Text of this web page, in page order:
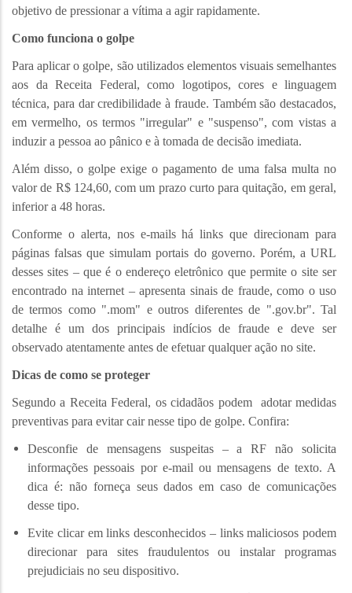
objetivo de pressionar a vítima a agir rapidamente.
Como funciona o golpe
Para aplicar o golpe, são utilizados elementos visuais semelhantes
aos da Receita Federal, como logotipos, cores e linguagem
técnica, para dar credibilidade à fraude. Também são destacados,
em vermelho, os termos "irregular" e "suspenso", com vistas a
induzir a pessoa ao pânico e à tomada de decisão imediata.
Além disso, o golpe exige o pagamento de uma falsa multa no
valor de R$ 124,60, com um prazo curto para quitação, em geral,
inferior a 48 horas.
Conforme o alerta, nos e-mails há links que direcionam para
páginas falsas que simulam portais do governo. Porém, a URL
desses sites – que é o endereço eletrônico que permite o site ser
encontrado na internet – apresenta sinais de fraude, como o uso
de termos como ".mom" e outros diferentes de ".gov.br". Tal
detalhe é um dos principais indícios de fraude e deve ser
observado atentamente antes de efetuar qualquer ação no site.
Dicas de como se proteger
Segundo a Receita Federal, os cidadãos podem adotar medidas
preventivas para evitar cair nesse tipo de golpe. Confira:
Desconfie de mensagens suspeitas – a RF não solicita
informações pessoais por e-mail ou mensagens de texto. A
dica é: não forneça seus dados em caso de comunicações
desse tipo.
Evite clicar em links desconhecidos – links maliciosos podem
direcionar para sites fraudulentos ou instalar programas
prejudiciais no seu dispositivo.